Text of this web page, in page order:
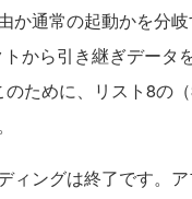
か通常の起動かを分岐
から引き継ぎデータ
ために、リスト8の
ィングは終了です。